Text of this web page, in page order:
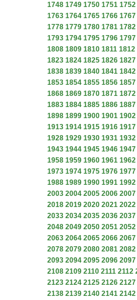
1748 1749 1750 1751 1752
1763 1764 1765 1766 1767
1778 1779 1780 1781 1782
1793 1794 1795 1796 1797
1808 1809 1810 1811 1812
1823 1824 1825 1826 1827
1838 1839 1840 1841 1842
1853 1854 1855 1856 1857
1868 1869 1870 1871 1872
1883 1884 1885 1886 1887
1898 1899 1900 1901 1902
1913 1914 1915 1916 1917
1928 1929 1930 1931 1932
1943 1944 1945 1946 1947
1958 1959 1960 1961 1962
1973 1974 1975 1976 1977
1988 1989 1990 1991 1992
2003 2004 2005 2006 2007
2018 2019 2020 2021 2022
2033 2034 2035 2036 2037
2048 2049 2050 2051 2052
2063 2064 2065 2066 2067
2078 2079 2080 2081 2082
2093 2094 2095 2096 2097
2108 2109 2110 2111 2112
2123 2124 2125 2126 2127
2138 2139 2140 2141 2142